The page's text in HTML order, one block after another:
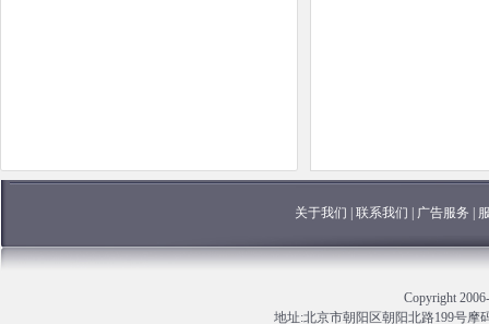
关于我们 联系我们 广告服务
Copyright
地址:北京市朝阳区朝阳北路199号摩